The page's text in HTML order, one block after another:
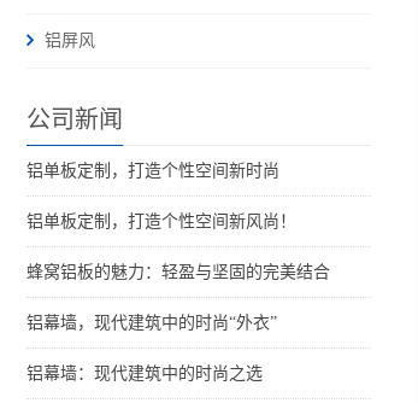
铝屏风
公司新闻
铝单板定制，打造个性空间新时尚
铝单板定制，打造个性空间新风尚！
蜂窝铝板的魅力：轻盈与坚固的完美结合
铝幕墙，现代建筑中的时尚“外衣”
铝幕墙：现代建筑中的时尚之选